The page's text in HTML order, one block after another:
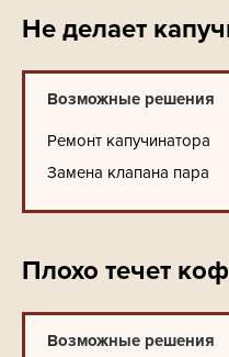
Не делает
Возможные решения
Ремонт капучинатора
Замена клапана пара
Плохо течет
Возможные решения